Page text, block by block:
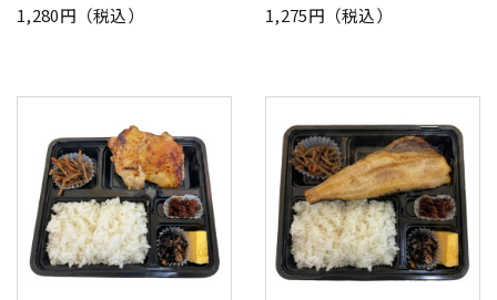
1,280円（税込）
1,275円（税込）